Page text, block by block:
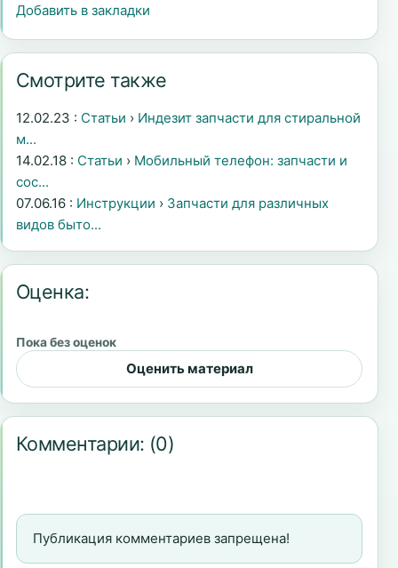
Добавить в закладки
Смотрите также
12.02.23 : Статьи › Индезит запчасти для стиральной
м...
14.02.18 : Статьи › Мобильный телефон: запчасти и
сос...
07.06.16 : Инструкции › Запчасти для различных
видов быто...
Оценка:
Пока без оценок
Оценить материал
Комментарии: (0)
Публикация комментариев запрещена!